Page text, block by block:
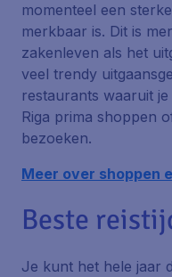
momenteel een
merkbaar is. Dit is
zakenleven als het
veel trendy
restaurants waaruit
Riga prima shoppen
bezoeken.
Meer over shoppen
Beste
Je kunt het hele jaar